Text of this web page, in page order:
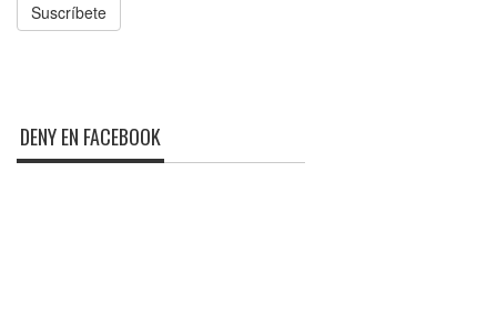
Suscríbete
DENY EN FACEBOOK